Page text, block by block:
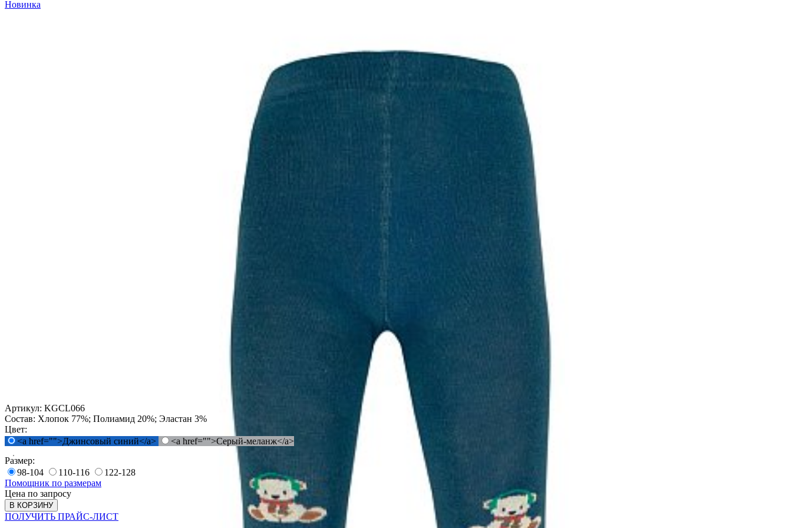
Новинка
Артикул: KGCL066
Состав: Хлопок 77%; Полиамид 20%; Эластан 3%
Цвет:
<a href="">Джинсовый синий</a>
<a href="">Серый-меланж</a>
Размер:
98-104
110-116
122-128
Помощник по размерам
Цена по запросу
В КОРЗИНУ
ПОЛУЧИТЬ ПРАЙС-ЛИСТ